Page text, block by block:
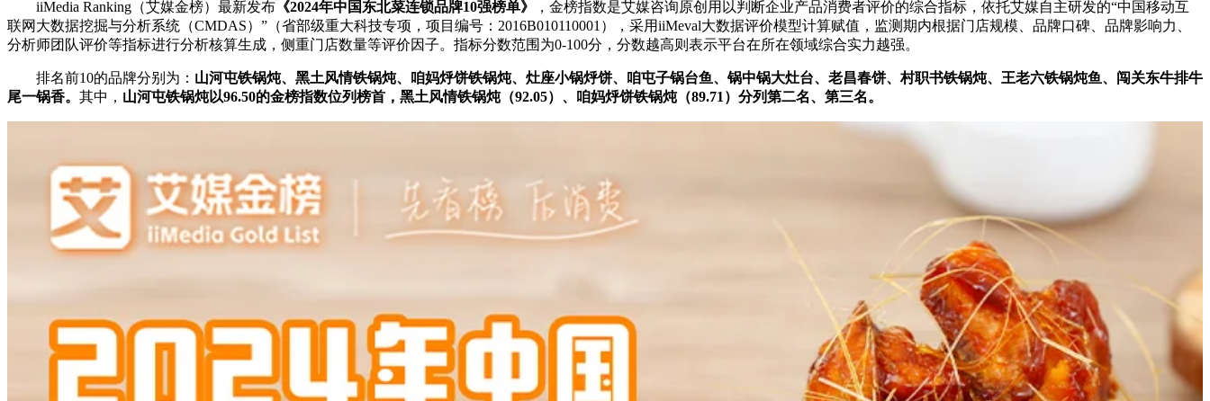
iiMedia Ranking（艾媒金榜）最新发布 《2024年中国东北菜连锁品牌10强榜单》
，金榜指数是艾媒咨询原创用以判断企业产品消费者评价的综合指标，依托艾媒自主研发的“中国移动互
联网大数据挖掘与分析系统（CMDAS）”（省部级重大科技专项，项目编号：2016B010110001），采用iiMeval大数据评价模型计算赋值，监测期内根据门店规模、品牌口碑、品牌影响力、
分析师团队评价等指标进行分析核算生成，侧重门店数量等评价因子。指标分数范围为0-100分，分数越高则表示平台在所在领域综合实力越强。
排名前10的品牌分别为： 山河屯铁锅炖、黑土风情铁锅炖、咱妈烀饼铁锅炖、灶座小锅烀饼、咱屯子锅台鱼、锅中锅大灶台、老昌春饼、村职书铁锅炖、王老六铁锅炖鱼、闯关东牛排牛
尾一锅香。 其中， 山河屯铁锅炖以96.50的金榜指数位列榜首，黑土风情铁锅炖（92.05）、咱妈烀饼铁锅炖（89.71）分列第二名、第三名。